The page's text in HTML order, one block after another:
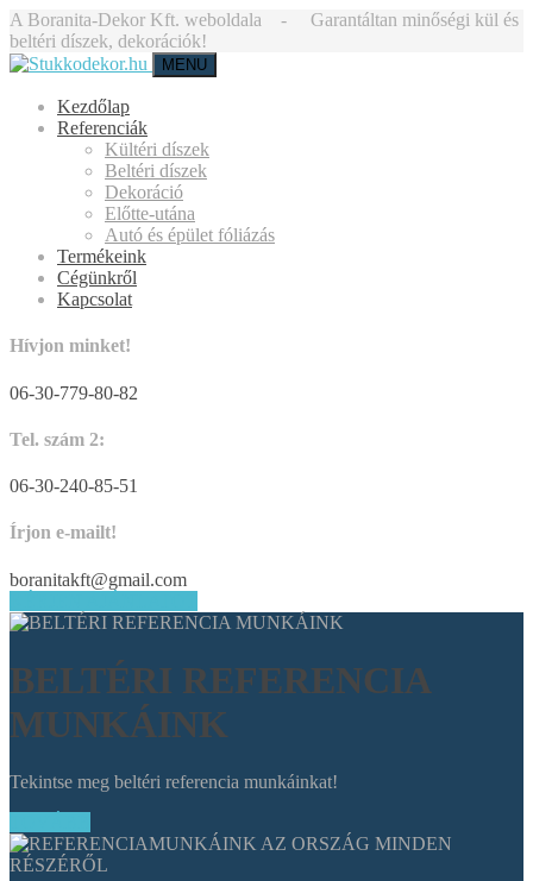
A Boranita-Dekor Kft. weboldala - Garantáltan minőségi kül és
beltéri díszek, dekorációk!
MENU
Kezdőlap
Referenciák
Kültéri díszek
Beltéri díszek
Dekoráció
Előtte-utána
Autó és épület fóliázás
Termékeink
Cégünkről
Kapcsolat
Hívjon minket!
06-30-779-80-82
Tel. szám 2:
06-30-240-85-51
Írjon e-mailt!
boranitakft@gmail.com
BELTÉRI REFERENCIA
MUNKÁINK
Tekintse meg beltéri referencia munkáinkat!